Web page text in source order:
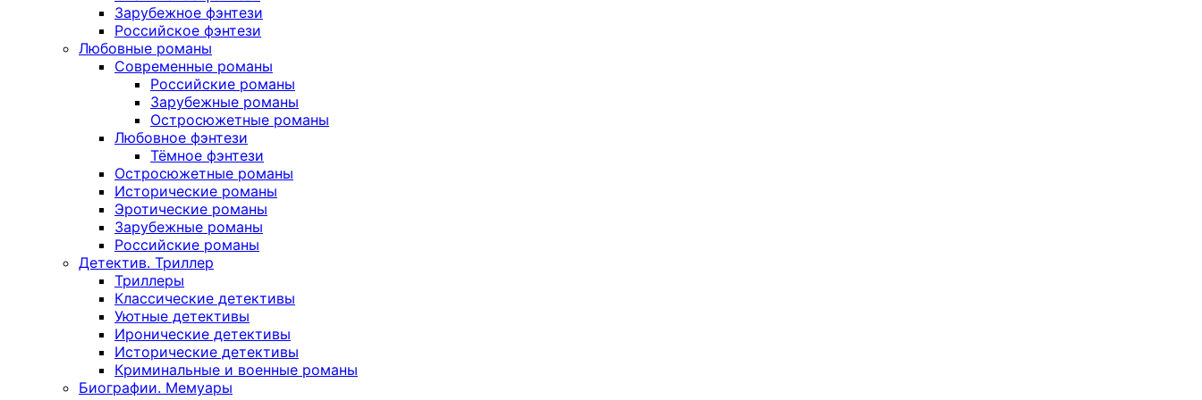
Зарубежное фэнтези
Российское фэнтези
Любовные романы
Современные романы
Российские романы
Зарубежные романы
Остросюжетные романы
Любовное фэнтези
Тёмное фэнтези
Остросюжетные романы
Исторические романы
Эротические романы
Зарубежные романы
Российские романы
Детектив. Триллер
Триллеры
Классические детективы
Уютные детективы
Иронические детективы
Исторические детективы
Криминальные и военные романы
Биографии. Мемуары